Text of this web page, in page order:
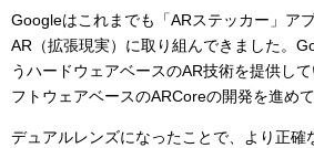
Googleはこれまでも「ARステッカー」ア
AR（拡張現実）に取り組んできました。
うハードウェアベースのAR技術を提供し
フトウェアベースのARCoreの開発を進めて
デュアルレンズになったことで、より正確